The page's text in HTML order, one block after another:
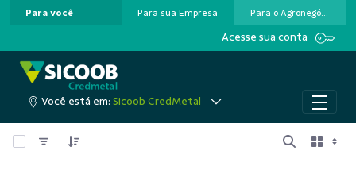
Pular para o Conteúdo principal
Para você Para sua Empresa Para o Agronegócio
Acesse sua conta
Você está em: Sicoob CredMetal
0 de 2 Itens selecionados